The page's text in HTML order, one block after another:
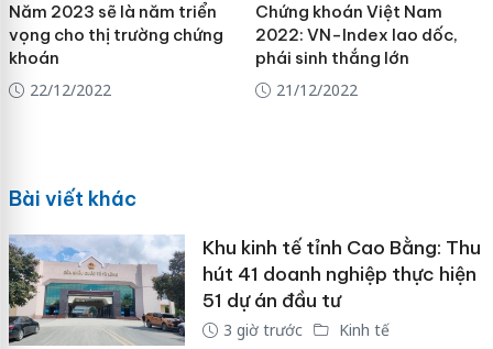
Năm 2023 sẽ là năm triển
vọng cho thị trường chứng
khoán
22/12/2022
Chứng khoán Việt Nam
2022: VN-Index lao dốc,
phái sinh thắng lớn
21/12/2022
Bài viết khác
Khu kinh tế tỉnh Cao Bằng: Thu
hút 41 doanh nghiệp thực hiện
51 dự án đầu tư
3 giờ trước Kinh tế